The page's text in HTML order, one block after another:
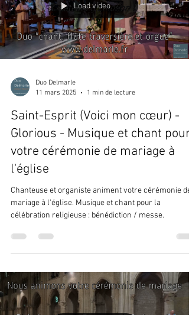
Load video
Duo Delmarle
11 mars 2025
1 min de lecture
Saint-Esprit (Voici mon cœur) -
Glorious - Musique et chant pour
votre cérémonie de mariage à
l'église
Chanteuse et organiste animent votre cérémonie de
mariage à l'église. Musique et chant pour la
célébration religieuse : bénédiction / messe.